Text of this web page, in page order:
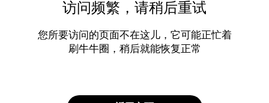
访问频繁，请稍后重试
您所要访问的页面不在这儿，它可能正忙着
刷牛牛圈，稍后就能恢复正常